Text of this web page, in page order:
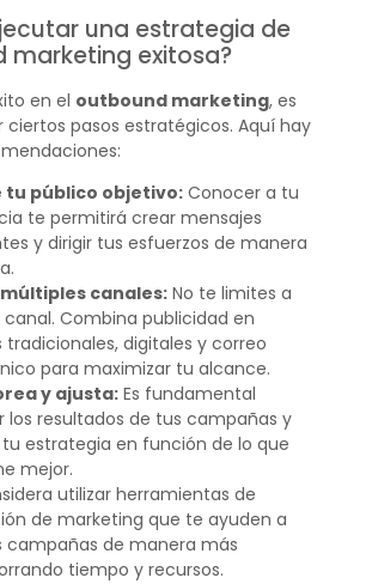
una estrategia de
marketing exitosa?
en el outbound marketing, es
ciertos pasos estratégicos. Aquí hay
tu público objetivo:Conocer a tu
te permitirá crear mensajes
y dirigir tus esfuerzos de manera
canales:No te limites a
canal. Combina publicidad en
tradicionales, digitales y correo
para maximizar tu alcance.
y ajusta:Es fundamental
los resultados de tus campañas y
estrategia en función de lo que
mejor.
utilizar herramientas de
de marketing que te ayuden a
campañas de manera más
tiempo y recursos.